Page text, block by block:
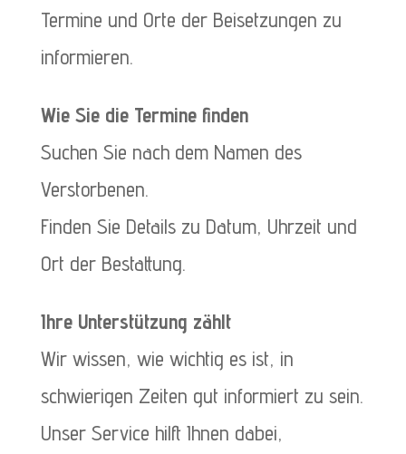
Termine und Orte der Beisetzungen zu
informieren.
Wie Sie die Termine finden
Suchen Sie nach dem Namen des
Verstorbenen.
Finden Sie Details zu Datum, Uhrzeit und
Ort der Bestattung.
Ihre Unterstützung zählt
Wir wissen, wie wichtig es ist, in
schwierigen Zeiten gut informiert zu sein.
Unser Service hilft Ihnen dabei,